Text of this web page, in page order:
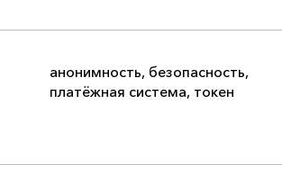
анонимность, безопасность,
платёжная система, токен